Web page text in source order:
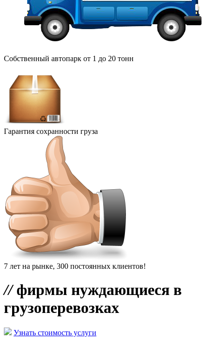
Собственный автопарк от 1 до 20 тонн
Гарантия сохранности груза
7 лет на рынке, 300 постоянных клиентов!
//фирмы нуждающиеся в
грузоперевозках
Узнать стоимость услуги